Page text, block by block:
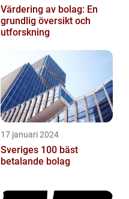
Värdering av bolag: En
grundlig översikt och
utforskning
17 januari 2024
Sveriges 100 bäst
betalande bolag